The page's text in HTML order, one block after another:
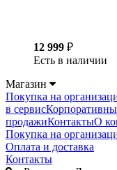
12 999 ₽
Есть в наличии
Магазин
Покупка на
в сервис
продажиКонтактыО
Покупка на
Оплата и доставка
Контакты